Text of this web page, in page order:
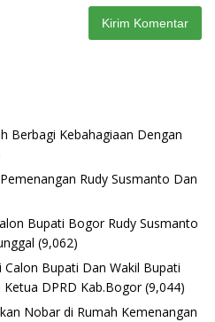
Berbagi Kebahagiaan Dengan
Rudy Susmanto Dan
Bupati Bogor Rudy Susmanto
(9,062)
Bupati Dan Wakil Bupati
DPRD Kab.Bogor (9,044)
Nobar di Rumah Kemenangan